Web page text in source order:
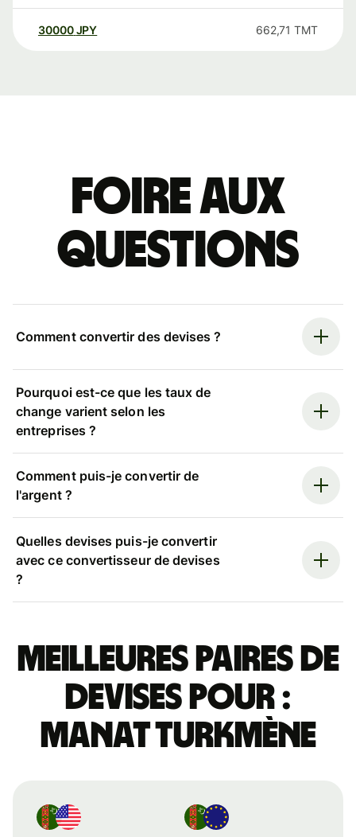
30000 JPY 662,71 TMT
Foire aux
questions
Comment convertir des devises ?
Pourquoi est-ce que les taux de
change varient selon les
entreprises ?
Comment puis-je convertir de
l'argent ?
Quelles devises puis-je convertir
avec ce convertisseur de devises
?
Meilleures paires de
devises pour :
manat turkmène